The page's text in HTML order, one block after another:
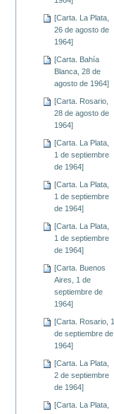
[Carta. La Plata,
26 de agosto de
1964]
[Carta. Bahía
Blanca, 28 de
agosto de 1964]
[Carta. Rosario,
28 de agosto de
1964]
[Carta. La Plata,
1 de septiembre
de 1964]
[Carta. La Plata,
1 de septiembre
de 1964]
[Carta. La Plata,
1 de septiembre
de 1964]
[Carta. Buenos
Aires, 1 de
septiembre de
1964]
[Carta. Rosario, 1
de septiembre de
1964]
[Carta. La Plata,
2 de septiembre
de 1964]
[Carta. La Plata,